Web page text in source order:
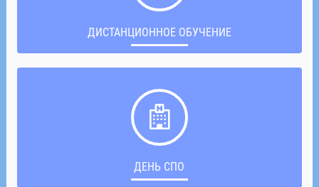
ДИСТАНЦИОННОЕ ОБУЧЕНИЕ
ДЕНЬ СПО